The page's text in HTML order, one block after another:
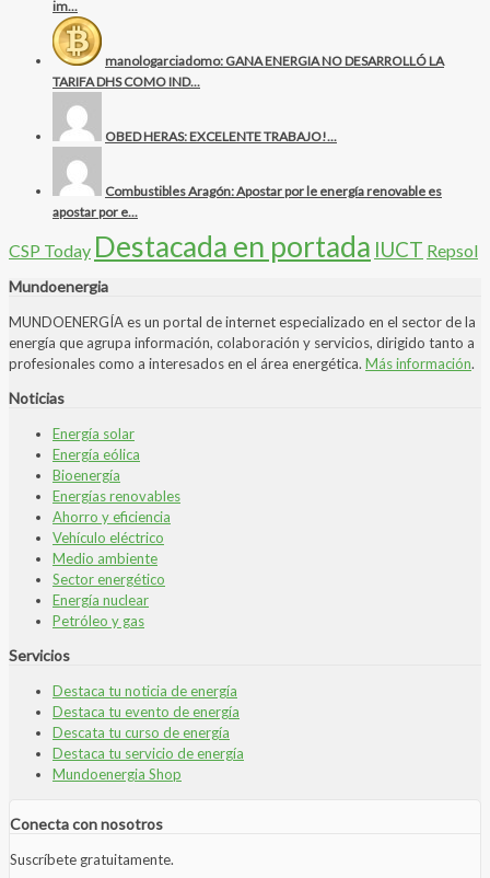
im...
manologarciadomo: GANA ENERGIA NO DESARROLLÓ LA
TARIFA DHS COMO IND...
OBED HERAS: EXCELENTE TRABAJO!...
Combustibles Aragón: Apostar por le energía renovable es
apostar por e...
CSP Today Destacada en portada IUCT Repsol
Mundoenergia
MUNDOENERGÍA es un portal de internet especializado en el sector de la
energía que agrupa información, colaboración y servicios, dirigido tanto a
profesionales como a interesados en el área energética. Más información.
Noticias
Energía solar
Energía eólica
Bioenergía
Energías renovables
Ahorro y eficiencia
Vehículo eléctrico
Medio ambiente
Sector energético
Energía nuclear
Petróleo y gas
Servicios
Destaca tu noticia de energía
Destaca tu evento de energía
Descata tu curso de energía
Destaca tu servicio de energía
Mundoenergia Shop
Conecta con nosotros
Suscríbete gratuitamente.